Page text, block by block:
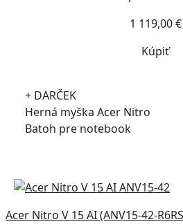
1 119,00 €
Kúpiť
+ DARČEK
Herná myška Acer Nitro
Batoh pre notebook
Acer Nitro V 15 AI (ANV15-42-